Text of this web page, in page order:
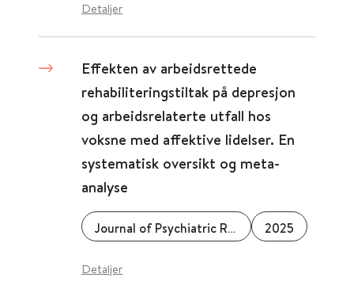
Detaljer
Effekten av arbeidsrettede
rehabiliteringstiltak på depresjon
og arbeidsrelaterte utfall hos
voksne med affektive lidelser. En
systematisk oversikt og meta-
analyse
Journal of Psychiatric Research 2025
Detaljer